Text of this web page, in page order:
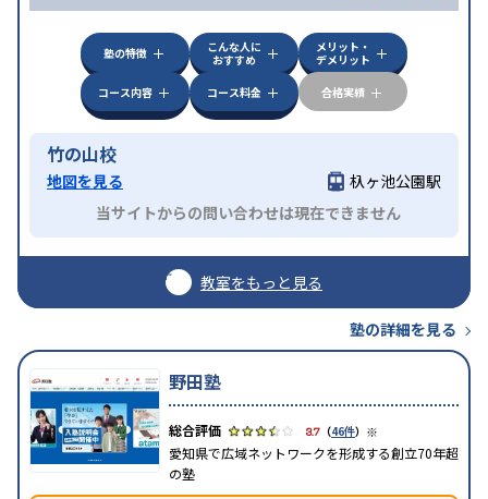
塾の特徴
こんな人に
おすすめ
メリット・
デメリット
コース内容
コース料金 合格実績
竹の山校
地図を見る
杁ヶ池公園駅
当サイトからの問い合わせは現在できません
教室をもっと見る
塾の詳細を見る
野田塾
3.7 （46件） ※
愛知県で広域ネットワークを形成する創立70年超
の塾